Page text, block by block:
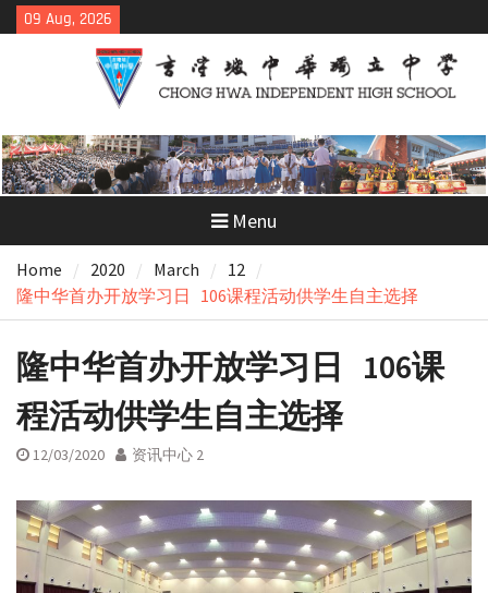
Skip
to
09 Aug, 2026
Menu
Home 2020 March
12
隆中华首办开放学习日 106课程活动供学生自主选择
隆中华首办开放学习日 106课
程活动供学生自主选择
12/03/2020 资讯中心 2